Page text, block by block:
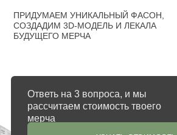
ПРИДУМАЕМ УНИКАЛЬНЫЙ ФАСОН,
СОЗДАДИМ 3D-МОДЕЛЬ И ЛЕКАЛА
БУДУЩЕГО МЕРЧА
Ответь на 3 вопроса, и мы
рассчитаем стоимость твоего
мерча